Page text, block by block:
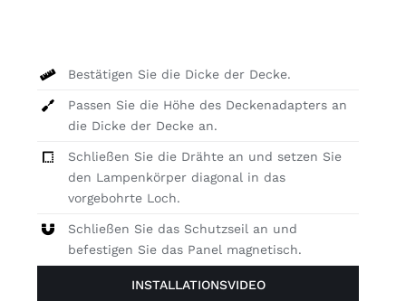
Bestätigen Sie die Dicke der Decke.
Passen Sie die Höhe des Deckenadapters an
die Dicke der Decke an.
Schließen Sie die Drähte an und setzen Sie
den Lampenkörper diagonal in das
vorgebohrte Loch.
Schließen Sie das Schutzseil an und
befestigen Sie das Panel magnetisch.
INSTALLATIONSVIDEO